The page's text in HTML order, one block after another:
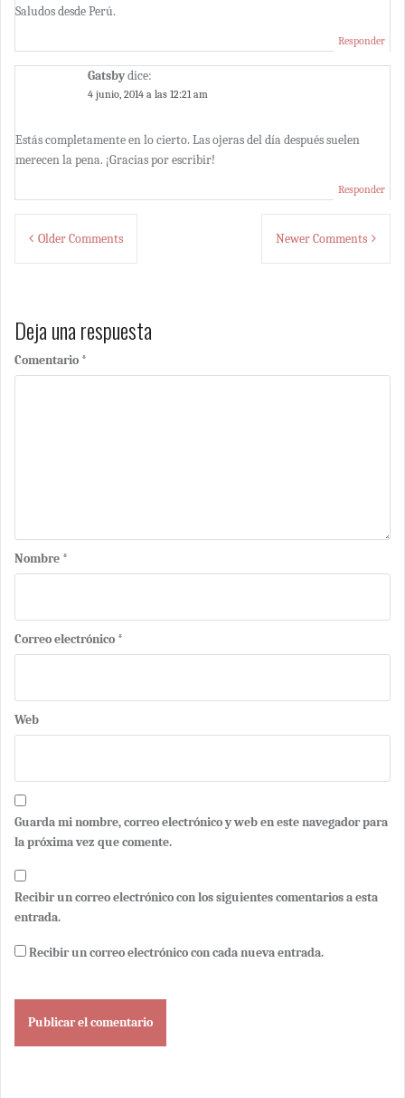
Saludos desde Perú.
Responder
Gatsbydice:
4 junio, 2014 a las 12:21 am
Estás completamente en lo cierto. Las ojeras del día después suelen
merecen la pena. ¡Gracias por escribir!
Responder
Comment
navigation
Older Comments Newer Comments
Deja una respuesta
Comentario *
Nombre *
Correo electrónico *
Web
Guarda mi nombre, correo electrónico y web en este navegador para
la próxima vez que comente.
Recibir un correo electrónico con los siguientes comentarios a esta
entrada.
Recibir un correo electrónico con cada nueva entrada.